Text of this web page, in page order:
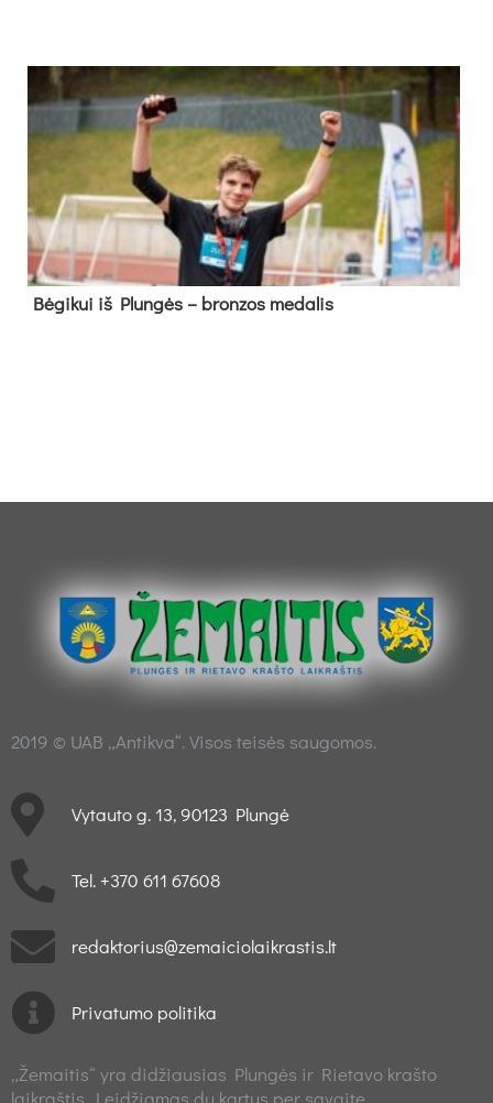
Bė­gi­kui iš Plun­gės – bron­zos me­da­lis
2019 © UAB „Antikva“. Visos teisės saugomos.
Vytauto g. 13, 90123 Plungė
Tel. +370 611 67608
redaktorius@zemaiciolaikrastis.lt
Privatumo politika
„Žemaitis“ yra didžiausias Plungės ir Rietavo krašto